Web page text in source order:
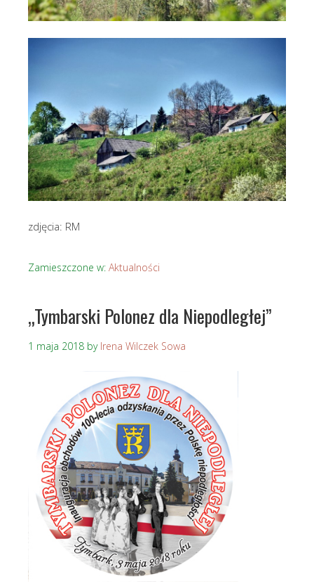
zdjęcia: RM
Zamieszczone w: Aktualności
„Tymbarski Polonez dla Niepodległej”
1 maja 2018 by Irena Wilczek Sowa